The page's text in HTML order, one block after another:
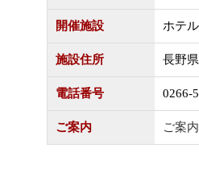
開催施設 ホテ
施設住所 長野
電話番号 0266-
ご案内 ご案